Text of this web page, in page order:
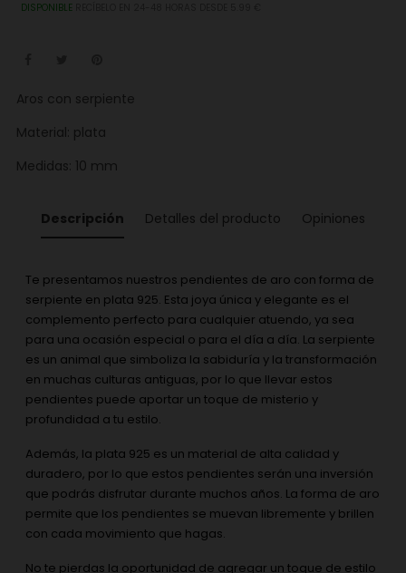
DISPONIBLE
Aros con serpiente
Material: plata
Medidas: 10 mm
Descripción Detalles del producto Opiniones
Te presentamos nuestros pendientes de aro con forma de
serpiente en plata 925. Esta joya única y elegante es el
complemento perfecto para cualquier atuendo, ya sea
para una ocasión especial o para el día a día. La serpiente
es un animal que simboliza la sabiduría y la transformación
en muchas culturas antiguas, por lo que llevar estos
pendientes puede aportar un toque de misterio y
profundidad a tu estilo.
Además, la plata 925 es un material de alta calidad y
duradero, por lo que estos pendientes serán una inversión
que podrás disfrutar durante muchos años. La forma de aro
permite que los pendientes se muevan libremente y brillen
con cada movimiento que hagas.
No te pierdas la oportunidad de agregar un toque de estilo